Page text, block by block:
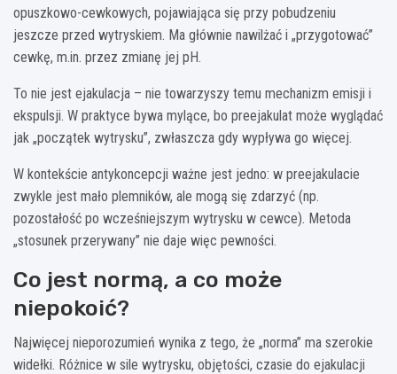
opuszkowo-cewkowych, pojawiająca się przy pobudzeniu
jeszcze przed wytryskiem. Ma głównie nawilżać i „przygotować”
cewkę, m.in. przez zmianę jej pH.
To nie jest ejakulacja – nie towarzyszy temu mechanizm emisji i
ekspulsji. W praktyce bywa mylące, bo preejakulat może wyglądać
jak „początek wytrysku”, zwłaszcza gdy wypływa go więcej.
W kontekście antykoncepcji ważne jest jedno: w preejakulacie
zwykle jest mało plemników, ale mogą się zdarzyć (np.
pozostałość po wcześniejszym wytrysku w cewce). Metoda
„stosunek przerywany” nie daje więc pewności.
Co jest normą, a co może
niepokoić?
Najwięcej nieporozumień wynika z tego, że „norma” ma szerokie
widełki. Różnice w sile wytrysku, objętości, czasie do ejakulacji